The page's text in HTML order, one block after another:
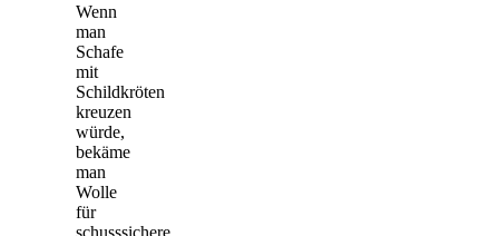
Wenn
man
Schafe
mit
Schildkröten
kreuzen
würde,
bekäme
man
Wolle
für
schusssichere